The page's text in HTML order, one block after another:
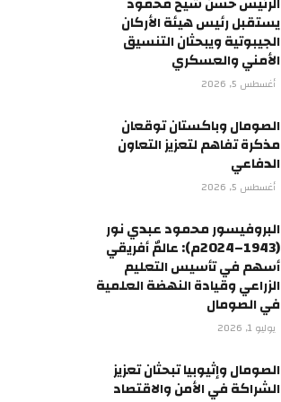
يستقبل رئيس هيئة الأركان
الجيبوتية ويبحثان التنسيق
الأمني والعسكري
أغسطس 5, 2026
الصومال وباكستان توقعان
مذكرة تفاهم لتعزيز التعاون
الدفاعي
أغسطس 5, 2026
البروفيسور محمود عبدي نور
(1943–2024م): عالمٌ أفريقي
أسهم في تأسيس التعليم
الزراعي وقيادة النهضة العلمية
في الصومال
يوليو 1, 2026
الصومال وإثيوبيا تبحثان تعزيز
الشراكة في الأمن والاقتصاد